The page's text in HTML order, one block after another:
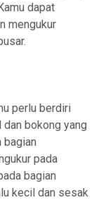
dapat
mengukur
perlu berdiri
dan bokong yang
bagian
pada
bagian
kecil dan sesak